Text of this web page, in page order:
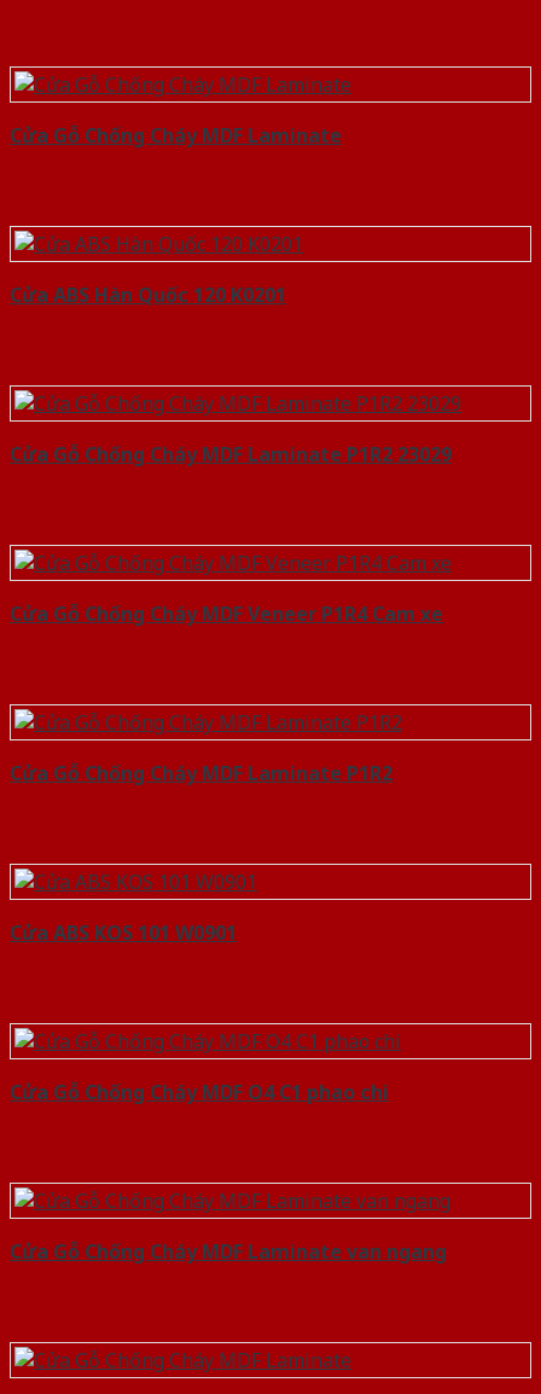
Cửa Gỗ Chống Cháy MDF Laminate
Cửa ABS Hàn Quốc 120 K0201
Cửa Gỗ Chống Cháy MDF Laminate P1R2 23029
Cửa Gỗ Chống Cháy MDF Veneer P1R4 Cam xe
Cửa Gỗ Chống Cháy MDF Laminate P1R2
Cửa ABS KOS 101 W0901
Cửa Gỗ Chống Cháy MDF O4 C1 phao chi
Cửa Gỗ Chống Cháy MDF Laminate van ngang